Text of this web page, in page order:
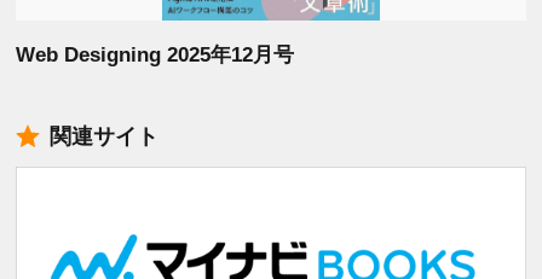
Web Designing 2025年12月号
関連サイト